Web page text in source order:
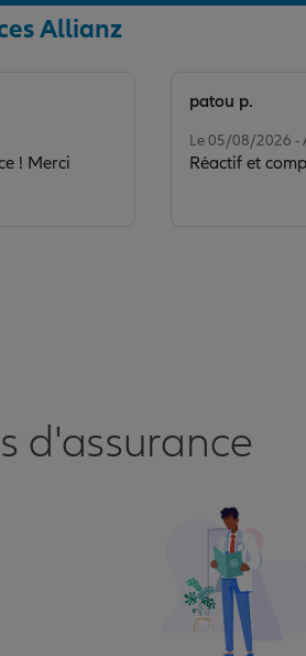
Allianz
! Merci
Le 05/08/2026 -
Réactif et
patou p.
d'assurance